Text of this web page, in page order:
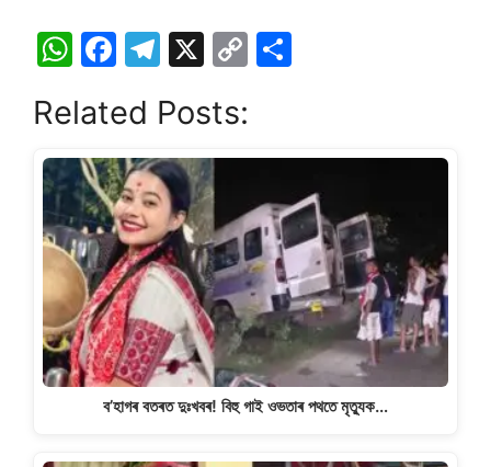
W
at
s
A
p
p
F
c
e
b
o
o
k
T
e
gr
a
m
X
C
y
n
k
e
Related Posts:
ব’হাগৰ বতৰত দুঃখবৰ! বিহু গাই ওভতাৰ পথতে মৃত্যুক…